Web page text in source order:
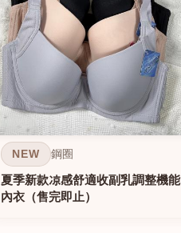
NEW 鋼圈
夏季新款凉感舒適收副乳調整機能
內衣（售完即止）